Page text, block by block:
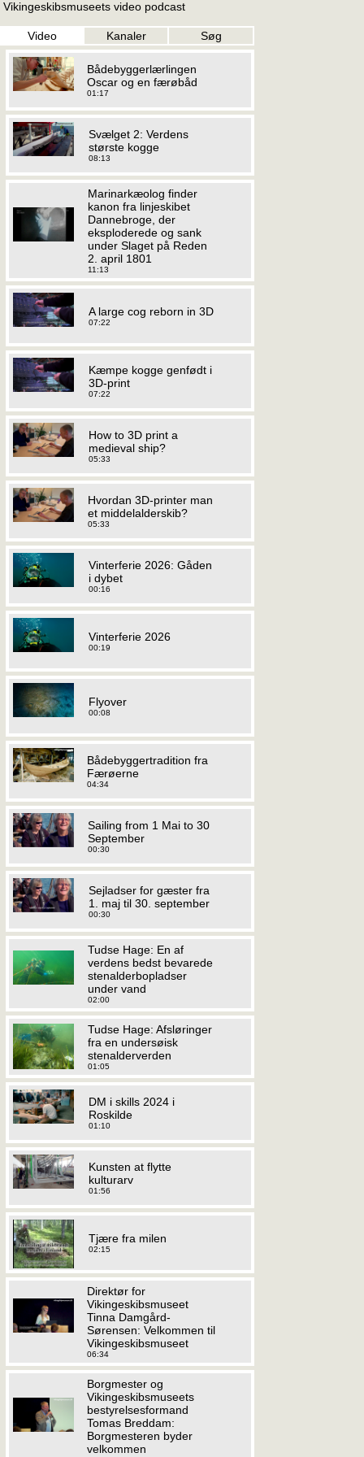
Vikingeskibsmuseets video podcast
Video Kanaler Søg
Bådebyggerlærlingen
Oscar og en færøbåd
01:17
Svælget 2: Verdens
største kogge
08:13
Marinarkæolog finder
kanon fra linjeskibet
Dannebroge, der
eksploderede og sank
under Slaget på Reden
2. april 1801
11:13
A large cog reborn in 3D
07:22
Kæmpe kogge genfødt i
3D-print
07:22
How to 3D print a
medieval ship?
05:33
Hvordan 3D-printer man
et middelalderskib?
05:33
Vinterferie 2026: Gåden
i dybet
00:16
Vinterferie 2026
00:19
Flyover
00:08
Bådebyggertradition fra
Færøerne
04:34
Sailing from 1 Mai to 30
September
00:30
Sejladser for gæster fra
1. maj til 30. september
00:30
Tudse Hage: En af
verdens bedst bevarede
stenalderbopladser
under vand
02:00
Tudse Hage: Afsløringer
fra en undersøisk
stenalderverden
01:05
DM i skills 2024 i
Roskilde
01:10
Kunsten at flytte
kulturarv
01:56
Tjære fra milen
02:15
Direktør for
Vikingeskibsmuseet
Tinna Damgård-
Sørensen: Velkommen til
Vikingeskibsmuseet
06:34
Borgmester og
Vikingeskibsmuseets
bestyrelsesformand
Tomas Breddam:
Borgmesteren byder
velkommen